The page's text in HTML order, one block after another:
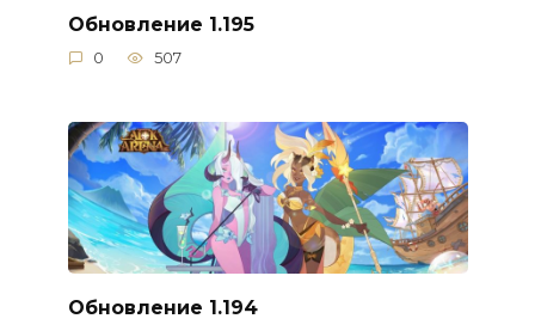
Обновление 1.195
0 507
Обновление 1.194